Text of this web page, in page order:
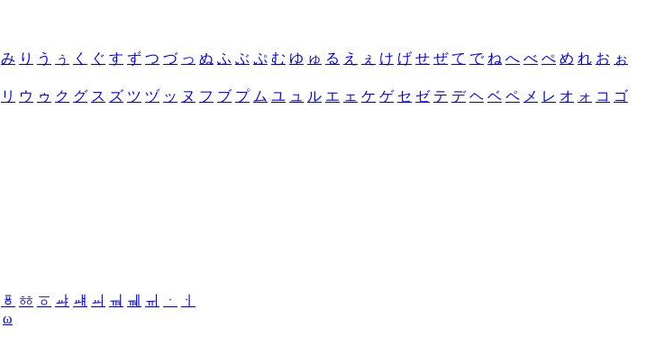
み り う ぅ く ぐ す ず つ づ っ ぬ ふ ぶ ぷ む ゆ ゅ る え ぇ け げ せ ぜ て で ね へ べ ぺ め れ お ぉ
リ ウ ゥ ク グ ス ズ ツ ヅ ッ ヌ フ ブ プ ム ユ ュ ル エ ェ ケ ゲ セ ゼ テ デ ヘ ベ ペ メ レ オ ォ コ ゴ
ㆄ ㆅ ㆆ ㆇ ㆈ ㆉ ㆊ ㆋ ㆌ ㆍ
ㆎ
ω